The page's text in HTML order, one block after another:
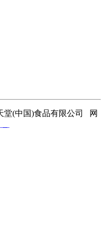
堂(中国)食品有限公司 网